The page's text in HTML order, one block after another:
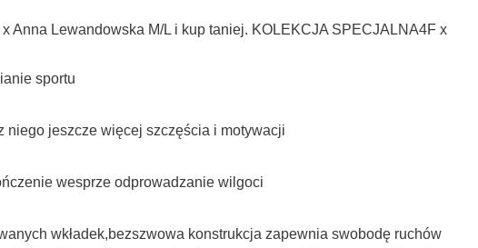
Anna Lewandowska M/L i kup taniej. KOLEKCJA SPECJALNA4F x
sportu
niego jeszcze więcej szczęścia i motywacji
wesprze odprowadzanie wilgoci
wkładek,bezszwowa konstrukcja zapewnia swobodę ruchów